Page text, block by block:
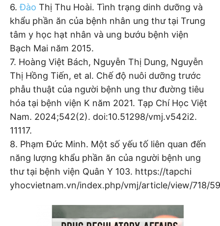
6.Đào Thị Thu Hoài. Tình trạng dinh dưỡng và
khẩu phần ăn của bệnh nhân ung thư tại Trung
tâm y học hạt nhân và ung bướu bệnh viện
Bạch Mai năm 2015.
7. Hoàng Việt Bách, Nguyễn Thị Dung, Nguyễn
Thị Hồng Tiến, et al. Chế độ nuôi dưỡng trước
phẫu thuật của người bệnh ung thư đường tiêu
hóa tại bệnh viện K năm 2021. Tạp Chí Học Việt
Nam. 2024;542(2). doi:10.51298/vmj.v542i2.
11117.
8. Phạm Đức Minh. Một số yếu tố liên quan đến
năng lượng khẩu phần ăn của người bệnh ung
thư tại bệnh viện Quân Y 103. https://tapchi
yhocvietnam.vn/index.php/vmj/article/view/718/